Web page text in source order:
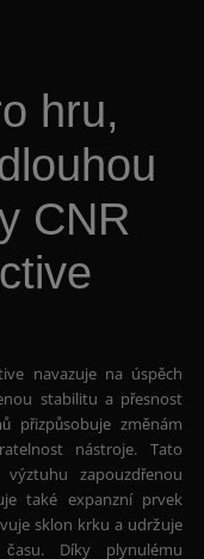
hru,
CNR
navazuje na úspěch
stabilitu a přesnost
přizpůsobuje změnám
nástroje. Tato
zapouzdřenou
také expanzní prvek
sklon krku a udržuje
Díky plynulému